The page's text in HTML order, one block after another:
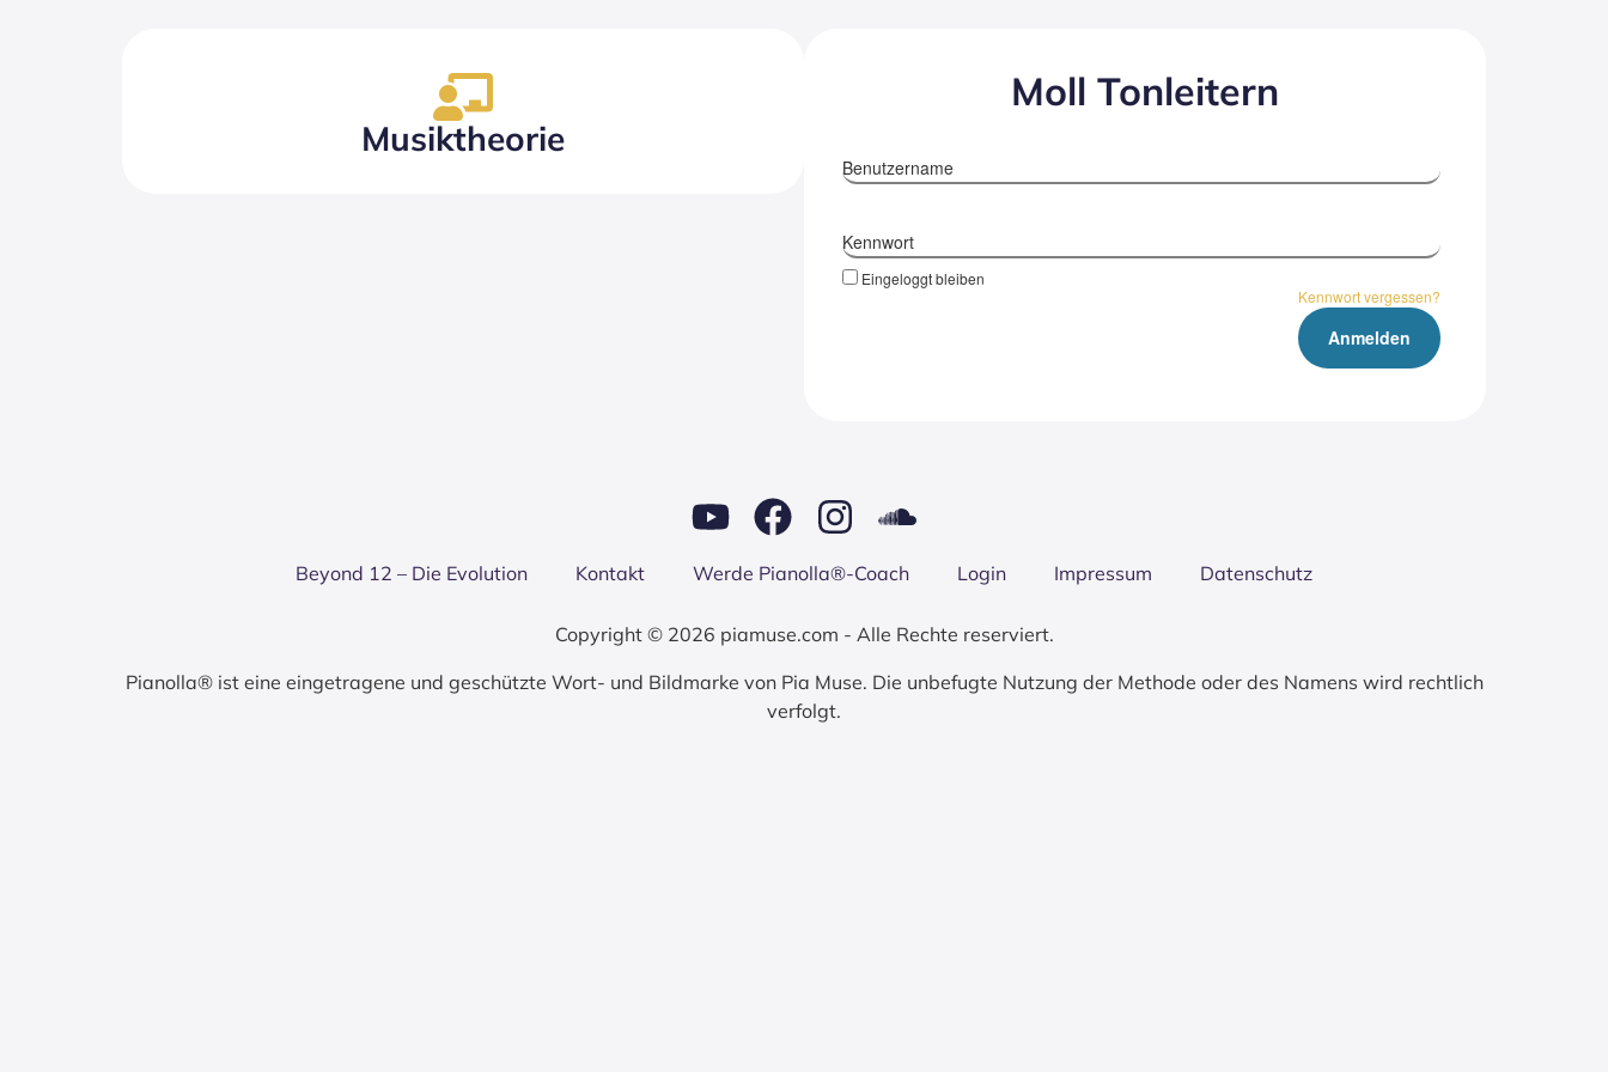
Musiktheorie
Moll Ton­lei­tern
Benutzername
Kennwort
Eingeloggt bleiben
Kennwort vergessen?
Bey­ond 12 – Die Evo­lu­ti­on Kon­takt Wer­de Pianolla®-Coach Log­in Impres­sum Daten­schutz
Copyright © 2026 piamuse.com - Alle Rechte reserviert.
Pianolla® ist eine eingetragene und geschützte Wort- und Bildmarke von Pia Muse. Die unbefugte Nutzung der Methode oder des Namens wird rechtlich
verfolgt.